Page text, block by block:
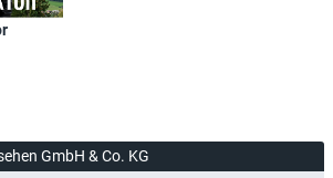
GmbH & Co. KG